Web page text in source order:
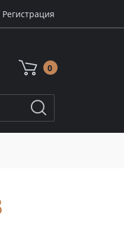
Регистрация
0